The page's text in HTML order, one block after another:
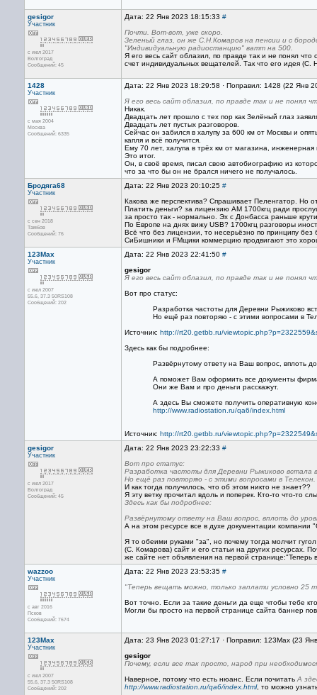
gesigor
Участник
с июл 2017
Волгоград
Сообщений: 45
Дата: 22 Янв 2023 18:15:33 #
Почти. Вот-вот, уже скоро.
Зеленый глаз, он же С.Н.Комаров на пенсии и с
"Индивидуальную радиостанцию" ватт на 500.
Я его весь сайт облазил, по правде так и не понял
счет индивидуальных вещателей. Так что его идея
1428
Участник
с мая 2004
Москва
Сообщений: 6335
Дата: 22 Янв 2023 18:29:58 · Поправил: 1428 (22 Янв
Я его весь сайт облазил, по правде так и не понял
Никак.
Двадцать лет прошло с тех пор как Зелёный глаз
Двадцать лет пустых разговоров.
Сейчас он забился в халупу за 600 км от Москвы и
капля и всё получится.
Ему 70 лет, халупа в трёх км от магазина, инженерная
Это итог.
Он, в своё время, писал свою автобиографию из
что за что бы он не брался ничего не получалось.
Бродяга68
Участник
с сен 2018
Тамбов
Сообщений: 76
Дата: 22 Янв 2023 20:10:25 #
Какова же перспектива? Спрашивает Пеленгатор. Но
Платить деньги? за лицензию АМ 1700кгц ради
за просто так - нормально. Эх с Донбасса раньше
По Европе на днях вижу USB? 1700кгц разговоры
Всё что без лицензии, то несерьёзно по принципу
СиБишники и FMщики коммерцию продвигают это
123Max
Участник
с июл 2007
55.6, 37.3 50RS108
Сообщений: 202
Дата: 22 Янв 2023 22:41:50 #
gesigor
Я его весь сайт облазил, по правде так и не понял
Вот про статус:
Разработка частоты для Деревни Рыжиково
Но ещё раз повторяю - с этими вопросами в
Источник: http://rt20.getbb.ru/
Здесь как бы подробнее:
Развёрнутому ответу на Ваш вопрос, вплоть
А поможет Вам оформить все документы
Они же Вам и про деньги расскажут.
А здесь Вы сможете получить оперативную
http://www.radiostation.ru/qa6/index.html
Источник: http://rt20.getbb.ru/
gesigor
Участник
с июл 2017
Волгоград
Сообщений: 45
Дата: 22 Янв 2023 23:22:33 #
Вот про статус:
Разработка частоты для Деревни Рыжиково
Но ещё раз повторяю - с этими вопросами в
И как тогда получилось, что об этом никто не знает??
Я эту ветку прочитал вдоль и поперек. Кто-то что-то
Здесь как бы подробнее:
Развёрнутому ответу на Ваш вопрос, вплоть до
А на этом ресурсе все в духе документации
Я то обеими руками "за", но почему тогда молчит
(С. Комарова) сайт и его статьи на других ресурсах.
же сайте нет объявления на первой
wazzoo
Участник
с авг 2016
Псков
Сообщений: 7674
Дата: 22 Янв 2023 23:53:35 #
"Теперь вещать можно, только заплати условно 25
Вот точно. Если за такие деньги да еще чтобы тебе
Могли бы просто на первой странице сайта баннер
123Max
Участник
с июл 2007
55.6, 37.3 50RS108
Сообщений: 202
Дата: 23 Янв 2023 01:27:17 · Поправил: 123Max (23
gesigor
Почему, если все так просто, народ при
Наверное, потому что есть нюанс. Если почитать А
http://www.radiostation.ru/qa6/index.html, то можно